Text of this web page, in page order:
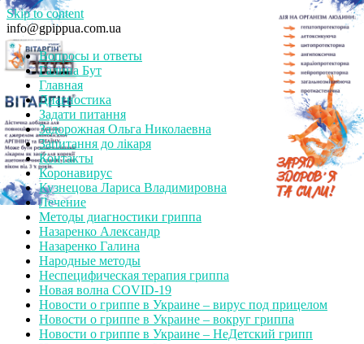
Skip to content
info@gpippua.com.ua
Вопросы и ответы
Галина Бут
Главная
Диагностика
Задати питання
Задорожная Ольга Николаевна
Запитання до лікаря
Контакты
Коронавирус
Кузнецова Лариса Владимировна
Лечение
Методы диагностики гриппа
Назаренко Александр
Назаренко Галина
Народные методы
Неспецифическая терапия гриппа
Новая волна COVID-19
Новости о гриппе в Украине – вирус под прицелом
Новости о гриппе в Украине – вокруг гриппа
Новости о гриппе в Украине – НеДетский грипп